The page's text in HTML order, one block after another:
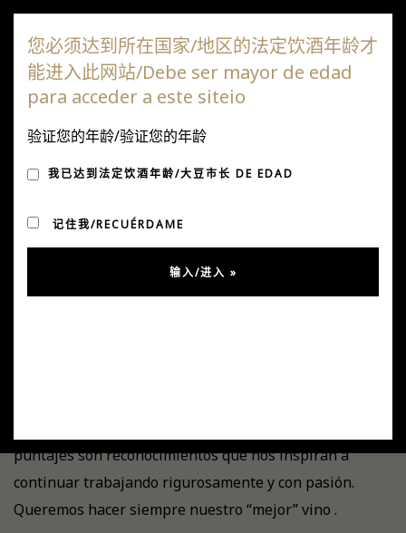
消息
puntajes son reconocimientos que nos inspiran a
continuar trabajando rigurosamente y con pasión.
Queremos hacer siempre nuestro “mejor” vino .
您必须达到所在国家/地区的法定饮酒年龄才
能进入此网站/Debe ser mayor de edad
para acceder a este siteio
验证您的年龄/验证您的年龄
我已达到法定饮酒年龄/大豆市长 DE EDAD
记住我/RECUÉRDAME